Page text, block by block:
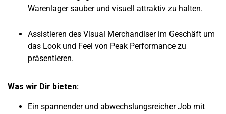
Warenlager sauber und visuell attraktiv zu halten.
Assistieren des Visual Merchandiser im Geschäft um
das Look und Feel von Peak Performance zu
präsentieren.
Was wir Dir bieten:
Ein spannender und abwechslungsreicher Job mit